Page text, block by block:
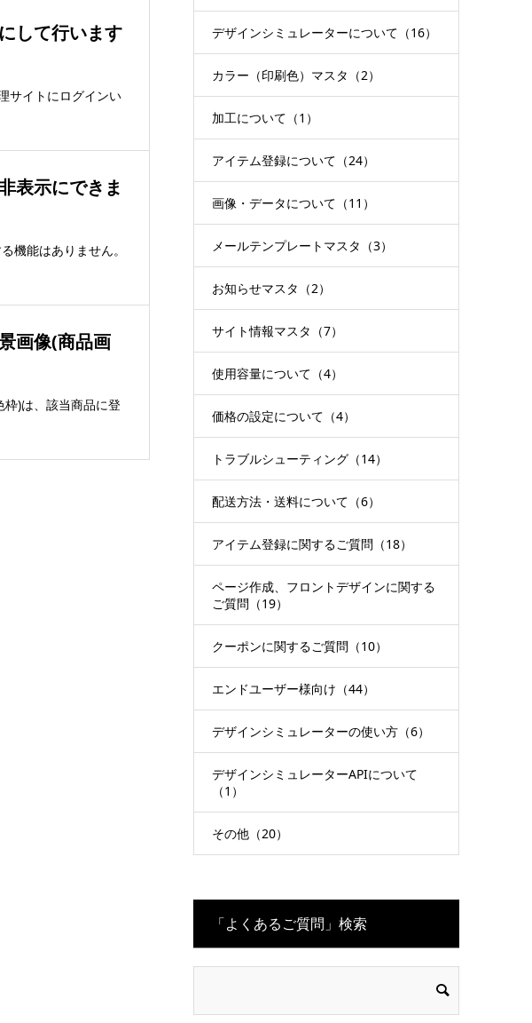
して行います
サイトにログインい
表示にできま
機能はありません。
画像(商品画
)は、該当商品に登
デザインシミュレーターについて（16）
カラー（印刷色）マスタ（2）
加工について（1）
アイテム登録について（24）
画像・データについて（11）
メールテンプレートマスタ（3）
お知らせマスタ（2）
サイト情報マスタ（7）
使用容量について（4）
価格の設定について（4）
トラブルシューティング（14）
配送方法・送料について（6）
アイテム登録に関するご質問（18）
ページ作成、フロントデザインに関する
ご質問（19）
クーポンに関するご質問（10）
エンドユーザー様向け（44）
デザインシミュレーターの使い方（6）
デザインシミュレーターAPIについて
（1）
その他（20）
「よくあるご質問」検索